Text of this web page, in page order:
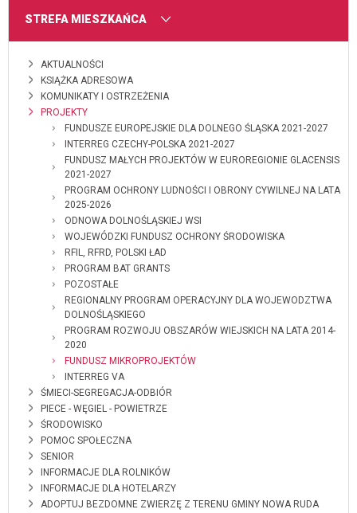
MENU
STREFA MIESZKAŃCA
AKTUALNOŚCI
KSIĄŻKA ADRESOWA
KOMUNIKATY I OSTRZEŻENIA
PROJEKTY
FUNDUSZE EUROPEJSKIE DLA DOLNEGO ŚLĄSKA 2021-2027
INTERREG CZECHY-POLSKA 2021-2027
FUNDUSZ MAŁYCH PROJEKTÓW W EUROREGIONIE GLACENSIS
2021-2027
PROGRAM OCHRONY LUDNOŚCI I OBRONY CYWILNEJ NA LATA
2025-2026
ODNOWA DOLNOŚLĄSKIEJ WSI
WOJEWÓDZKI FUNDUSZ OCHRONY ŚRODOWISKA
RFIL, RFRD, POLSKI ŁAD
PROGRAM BAT GRANTS
POZOSTAŁE
REGIONALNY PROGRAM OPERACYJNY DLA WOJEWODZTWA
DOLNOŚLĄSKIEGO
PROGRAM ROZWOJU OBSZARÓW WIEJSKICH NA LATA 2014-
2020
FUNDUSZ MIKROPROJEKTÓW
INTERREG VA
ŚMIECI-SEGREGACJA-ODBIÓR
PIECE - WĘGIEL - POWIETRZE
ŚRODOWISKO
POMOC SPOŁECZNA
SENIOR
INFORMACJE DLA ROLNIKÓW
INFORMACJE DLA HOTELARZY
ADOPTUJ BEZDOMNE ZWIERZĘ Z TERENU GMINY NOWA RUDA